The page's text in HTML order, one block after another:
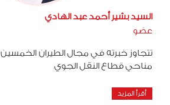
السيد بشير أحمد عبد الهادي
عضو
تتجاوز خبرته في مجال الطيران
مناحي قطاع النقل الجوي
أقرأ المزيد